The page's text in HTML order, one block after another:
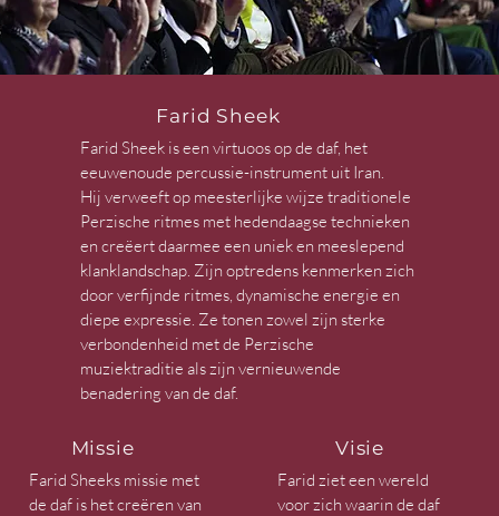
Farid Sheek
Farid Sheek is een virtuoos op de daf, het
eeuwenoude percussie-instrument uit Iran.
Hij verweeft op meesterlijke wijze traditionele
Perzische ritmes met hedendaagse technieken
en creëert daarmee een uniek en meeslepend
klanklandschap. Zijn optredens kenmerken zich
door verfijnde ritmes, dynamische energie en
diepe expressie. Ze tonen zowel zijn sterke
verbondenheid met de Perzische
muziektraditie als zijn vernieuwende
benadering van de daf.
Missie
Farid Sheeks missie met
de daf is het creëren van
Visie
Farid ziet een wereld
voor zich waarin de daf